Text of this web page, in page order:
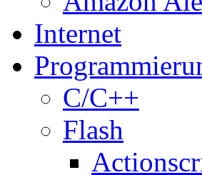
Internet
C/C++
Flash